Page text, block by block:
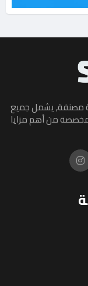
مصنفة, يشمل جميع
من أهم مزايا